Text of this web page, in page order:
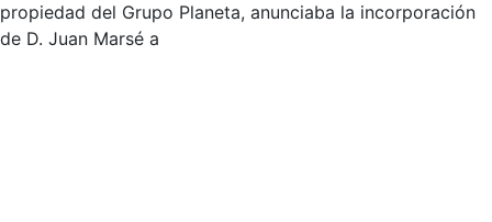
propiedad del Grupo Planeta, anunciaba la incorporación
de D. Juan Marsé a